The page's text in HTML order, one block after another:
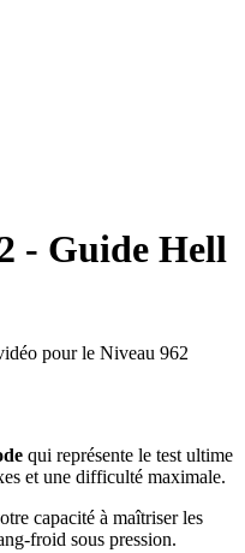
- Guide Hell
pour le Niveau 962
qui représente le test ultime
et une difficulté maximale.
capacité à maîtriser les
froid sous pression.